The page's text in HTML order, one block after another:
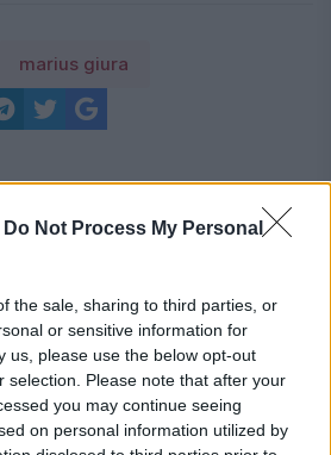
Do Not Process My Personal
the sale, sharing to third parties, or
or sensitive information for
us, please use the below opt-out
selection. Please note that after your
you may continue seeing
on personal information utilized by
marius giura